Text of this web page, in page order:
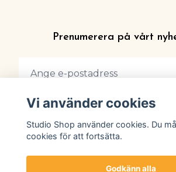
Prenumerera på vårt
Vi använder cookies
Studio Shop använder cookies. Du
cookies för att fortsätta.
Godkänn alla